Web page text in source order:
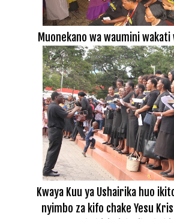
Muonekano wa waumini wakati
Kwaya Kuu ya Ushairika huo
nyimbo za kifo chake Yesu